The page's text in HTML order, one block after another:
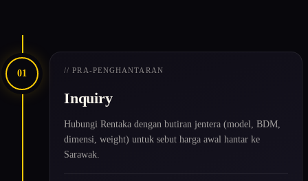
01 // PRA-PENGHANTARAN
Inquiry
Hubungi Rentaka dengan butiran jentera (model, BDM,
dimensi, weight) untuk sebut harga awal hantar ke
Sarawak.